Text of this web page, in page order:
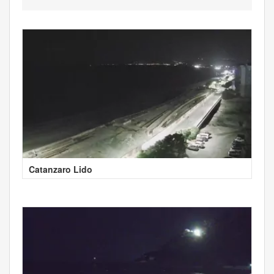
Catanzaro Lido